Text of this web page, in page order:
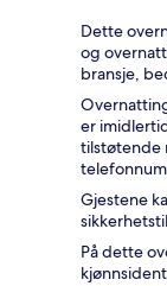
Dette
og
bransje,
er
tilstøtende
Gjestene
På dette